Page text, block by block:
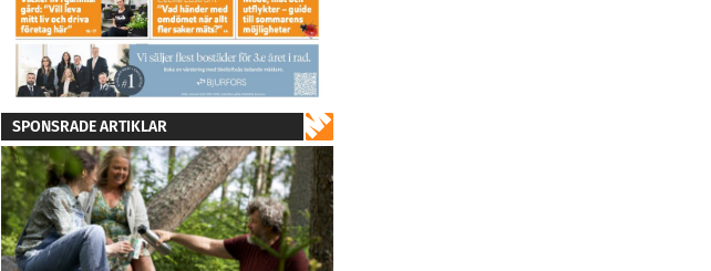
SPONSRADE ARTIKLAR